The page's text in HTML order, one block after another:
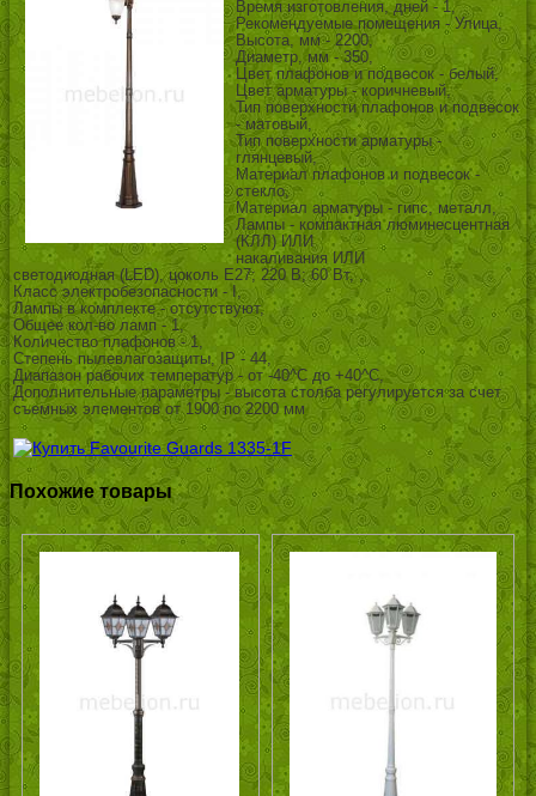
Время изготовления, дней - 1,
Рекомендуемые помещения - Улица,
Высота, мм - 2200,
Диаметр, мм - 350,
Цвет плафонов и подвесок - белый,
Цвет арматуры - коричневый,
Тип поверхности плафонов и подвесок
- матовый,
Тип поверхности арматуры -
глянцевый,
Материал плафонов и подвесок -
стекло,
Материал арматуры - гипс, металл,
Лампы - компактная люминесцентная
(КЛЛ) ИЛИ
накаливания ИЛИ
светодиодная (LED), цоколь E27; 220 В; 60 Вт, ,
Класс электробезопасности - I,
Лампы в комплекте - отсутствуют,
Общее кол-во ламп - 1,
Количество плафонов - 1,
Степень пылевлагозащиты, IP - 44,
Диапазон рабочих температур - от -40^C до +40^C,
Дополнительные параметры - высота столба регулируется за счет
съемных элементов от 1900 по 2200 мм
Похожие товары